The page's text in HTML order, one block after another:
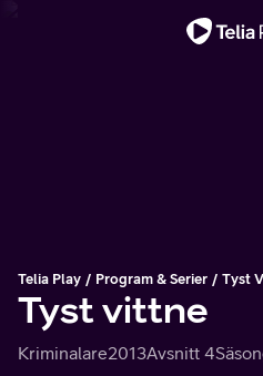
Telia Play Program & Serier Tyst
Tyst vittne
Kriminalare2013Avsnitt 4